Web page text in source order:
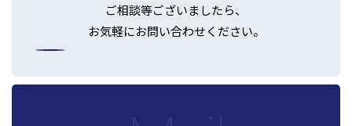
ご相談等ございましたら、
お気軽にお問い合わせください。